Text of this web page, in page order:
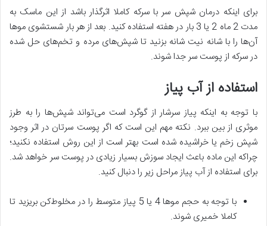
برای اینکه درمان شپش سر با سرکه کاملا اثرگذار باشد از این ماسک به
مدت 2 ماه 2 یا 3 بار در هفته استفاده کنید. بعد از هر بار شستشوی موها
آن‌ها را با شانه نیت شانه بزنید تا شپش‌های مرده و تخم‌های حل شده
در سرکه از پوست سر جدا شوند.
استفاده از آب پیاز
با توجه به اینکه پیاز سرشار از گوگرد است می‌تواند شپش‌ها را به طرز
موثری از بین ببرد. نکته مهم این است که اگر پوست سرتان در اثر وجود
شپش زخم یا خراشیده شده است بهتر است از این روش استفاده نکنید؛
چراکه این ماده باعث ایجاد سوزش بسیار زیادی در پوست سر خواهد شد.
برای استفاده از آب پیاز مراحل زیر را دنبال کنید.
با توجه به حجم موها 4 یا 5 پیاز متوسط را در مخلوط‌کن بریزید تا
کاملا خمیری شوند.